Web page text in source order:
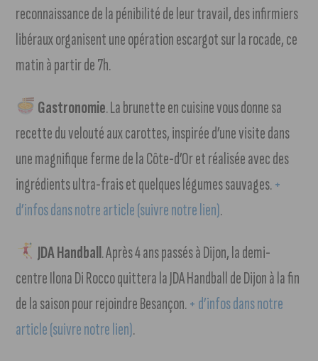
reconnaissance de la pénibilité de leur travail, des infirmiers
libéraux organisent une opération escargot sur la rocade, ce
matin à partir de 7h.
Gastronomie. La brunette en cuisine vous donne sa
recette du velouté aux carottes, inspirée d’une visite dans
une magnifique ferme de la Côte-d’Or et réalisée avec des
ingrédients ultra-frais et quelques légumes sauvages.+
d’infos dans notre article (suivre notre lien).
JDA Handball. Après 4 ans passés à Dijon, la demi-
centre Ilona Di Rocco quittera la JDA Handball de Dijon à la fin
de la saison pour rejoindre Besançon.+ d’infos dans notre
article (suivre notre lien).